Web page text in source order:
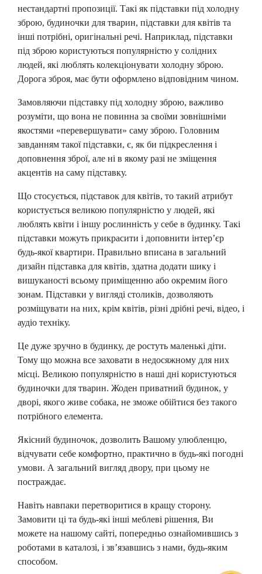
нестандартні пропозиції. Такі як підставки під холодну
зброю, будиночки для тварин, підставки для квітів та
інші потрібні, оригінальні речі. Наприклад, підставки
під зброю користуються популярністю у солідних
людей, які люблять колекціонувати холодну зброю.
Дорога зброя, має бути оформлено відповідним чином.
Замовляючи підставку під холодну зброю, важливо
розуміти, що вона не повинна за своїми зовнішніми
якостями «перевершувати» саму зброю. Головним
завданням такої підставки, є, як би підкреслення і
доповнення зброї, але ні в якому разі не зміщення
акцентів на саму підставку.
Що стосується, підставок для квітів, то такий атрибут
користується великою популярністю у людей, які
люблять квіти і іншу рослинність у себе в будинку. Такі
підставки можуть прикрасити і доповнити інтер’єр
будь-якої квартири. Правильно вписана в загальний
дизайн підставка для квітів, здатна додати шику і
вишуканості всьому приміщенню або окремим його
зонам. Підставки у вигляді столиків, дозволяють
розміщувати на них, крім квітів, різні дрібні речі, відео, і
аудіо техніку.
Це дуже зручно в будинку, де ростуть маленькі діти.
Тому що можна все заховати в недосяжному для них
місці. Великою популярністю в наші дні користуються
будиночки для тварин. Жоден приватний будинок, у
дворі, якого живе собака, не зможе обійтися без такого
потрібного елемента.
Якісний будиночок, дозволить Вашому улюбленцю,
відчувати себе комфортно, практично в будь-які погодні
умови. А загальний вигляд двору, при цьому не
постраждає.
Навіть навпаки перетворитися в кращу сторону.
Замовити ці та будь-які інші меблеві рішення, Ви
можете на нашому сайті, попередньо ознайомившись з
роботами в каталозі, і зв’язавшись з нами, будь-яким
способом.